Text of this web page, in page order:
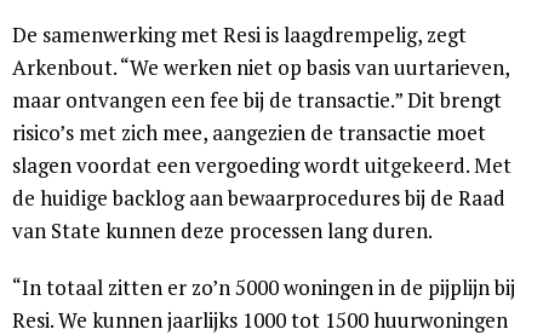
De samenwerking met Resi is laagdrempelig, zegt
Arkenbout. “We werken niet op basis van uurtarieven,
maar ontvangen een fee bij de transactie.” Dit brengt
risico’s met zich mee, aangezien de transactie moet
slagen voordat een vergoeding wordt uitgekeerd. Met
de huidige backlog aan bewaarprocedures bij de Raad
van State kunnen deze processen lang duren.
“In totaal zitten er zo’n 5000 woningen in de pijplijn bij
Resi. We kunnen jaarlijks 1000 tot 1500 huurwoningen